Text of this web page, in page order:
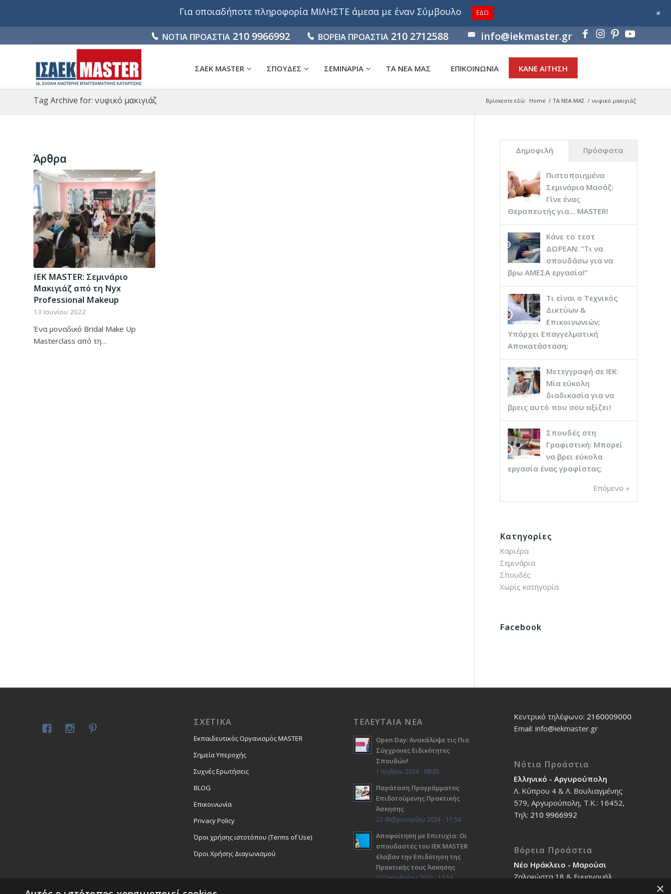
ΝΟΤΙΑ ΠΡΟΑΣΤΙΑ 210 9966992 ΒΟΡΕΙΑ ΠΡΟΑΣΤΙΑ 210 2712588 info@iekmaster.gr
ΣΑΕΚ MASTER ΣΠΟΥΔΕΣ ΣΕΜΙΝΑΡΙΑ ΤΑ ΝΕΑ ΜΑΣ ΕΠΙΚΟΙΝΩΝΙΑ ΚΑΝΕ ΑΙΤΗΣΗ
Tag Archive for: νυφικό μακιγιάζ Βρίσκεστε εδώ: Home / ΤΑ ΝΕΑ ΜΑΣ / νυφικό μακιγιάζ
Άρθρα
IEK MASTER: Σεμινάριο
Μακιγιάζ από τη Nyx
Professional Makeup
13 Ιουνίου 2022
Ένα μοναδικό Bridal Make Up
Masterclass από τη…
Δημοφιλή Πρόσφατα
Πιστοποιημένα
Σεμινάρια Μασάζ:
Γίνε ένας
Θεραπευτής για… ΜASTER!
Κάνε το τεστ
ΔΩΡΕΑΝ: “Τι να
σπουδάσω για να
βρω ΑΜΕΣΑ εργασία!”
Τι είναι ο Τεχνικός
Δικτύων &
Επικοινωνιών;
Υπάρχει Επαγγελματική
Αποκατάσταση;
Μετεγγραφή σε ΙΕΚ:
Μία εύκολη
διαδικασία για να
βρεις αυτό που σου αξίζει!
Σπουδές στη
Γραφιστική: Μπορεί
να βρει εύκολα
εργασία ένας γραφίστας;
Επόμενο »
Kατηγορίες
Καριέρα
Σεμινάρια
Σπουδές
Χωρίς κατηγορία
Facebook
ΣΧΕΤΙΚΑ
Εκπαιδευτικός Οργανισμός MASTER
Σημεία Υπεροχής
Συχνές Ερωτήσεις
BLOG
Επικοινωνία
Privacy Policy
Όροι χρήσης ιστοτόπου (Terms of Use)
Όροι Χρήσης Διαγωνισμού
ΤΕΛΕΥΤΑΙΑ ΝΕΑ
Open Day: Ανακάλυψε τις Πιο
Σύγχρονες Ειδικότητες
Σπουδών!
1 Ιουλίου 2024 - 09:05
Παράταση Προγράμματος
Επιδοτούμενης Πρακτικής
Άσκησης
22 Φεβρουαρίου 2024 - 11:54
Αποφοίτηση με Επιτυχία: Οι
σπουδαστές του ΙΕΚ ΜΑSTER
έλαβαν την Επιδότηση της
Πρακτικής τους Άσκησης
10 Οκτωβρίου 2023 - 13:16
Κεντρικό τηλέφωνο: 2160009000
Εmail: info@iekmaster.gr
Νότια Προάστια
Ελληνικό - Αργυρούπολη
Λ. Κύπρου 4 & Λ. Βουλιαγμένης
579, Αργυρούπολη, T.K.: 16452,
Τηλ: 210 9966992
Βόρεια Προάστια
Νέο Ηράκλειο - Μαρούσι
Ζαλοκώστα 18 & Εμμανουήλ
Για οποιαδήποτε πληροφορία ΜΙΛΗΣΤΕ άμεσα με έναν Σύμβουλο ΕΔΩ +
×